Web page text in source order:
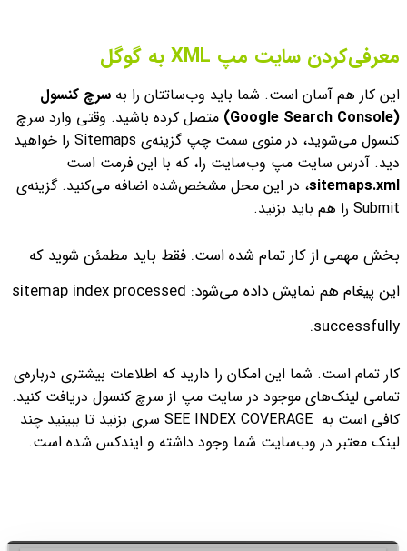
معرفی‌‌کردن سایت مپ XML به گوگل
این کار هم آسان است. شما باید وب‌ساتتان را به سرچ کنسول
(Google Search Console)
متصل کرده باشید. وقتی وارد سرچ
کنسول می‌شوید، در منوی سمت چپ گزینه‌ی Sitemaps را خواهید
دید. آدرس سایت مپ وب‌سایت را، که با این فرمت است
sitemaps.xml، در این محل‌ مشخص‌شده اضافه می‌کنید.گزینه‌ی
Submit را هم باید بزنید.
بخش مهمی از کار تمام شده است. فقط باید مطمئن شوید که
این پیغام هم نمایش داده می‌شود: sitemap index processed
successfully.
کار تمام است. شما این امکان را دارید که اطلاعات بیشتری درباره‌ی
تمامی لینک‌های موجود در سایت مپ از سرچ کنسول دریافت کنید.
کافی است به SEE INDEX COVERAGE سری بزنید تا ببینید چند
لینک معتبر در وب‌سایت شما وجود داشته و ایندکس شده است.